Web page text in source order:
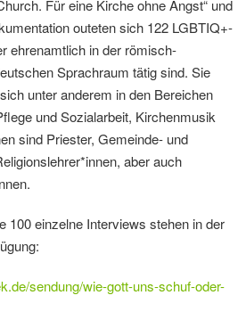
Für eine Kirche ohne Angst“ und
outeten sich 122 LGBTIQ+-
ehrenamtlich in der römisch-
Sprachraum tätig sind. Sie
unter anderem in den Bereichen
und Sozialarbeit, Kirchenmusik
sind Priester, Gemeinde- und
aber auch
100 einzelne Interviews stehen in der
sendung/wie-gott-uns-schuf-oder-